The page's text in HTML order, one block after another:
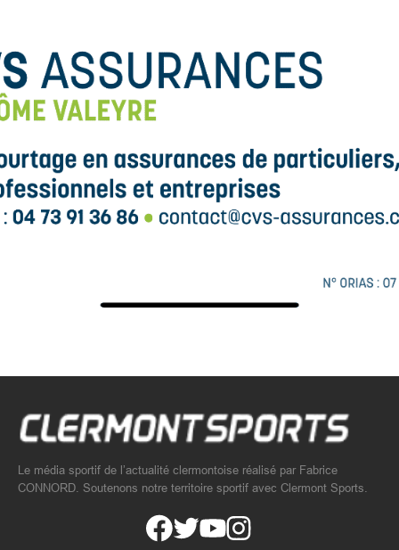
Le média sportif de l’actualité clermontoise réalisé par Fabrice
CONNORD. Soutenons notre territoire sportif avec Clermont Sports.